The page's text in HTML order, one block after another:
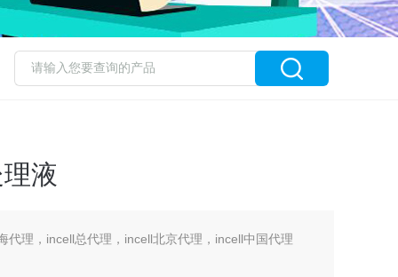
液
代理，incell总代理，incell北京代理，incell中国代理